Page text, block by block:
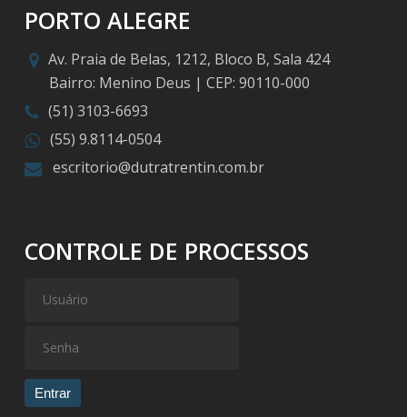
PORTO ALEGRE
Av. Praia de Belas, 1212, Bloco B, Sala 424
Bairro: Menino Deus | CEP: 90110-000
(51) 3103-6693
(55) 9.8114-0504
escritorio@dutratrentin.com.br
CONTROLE DE PROCESSOS
Entrar